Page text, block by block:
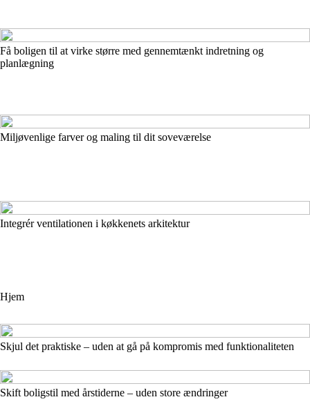
Få boligen til at virke større med gennemtænkt indretning og
planlægning
Miljøvenlige farver og maling til dit soveværelse
Integrér ventilationen i køkkenets arkitektur
Hjem
Skjul det praktiske – uden at gå på kompromis med funktionaliteten
Skift boligstil med årstiderne – uden store ændringer